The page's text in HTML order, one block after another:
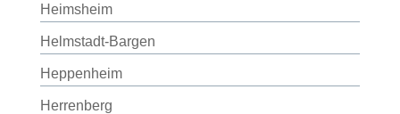
Heimsheim
Helmstadt-Bargen
Heppenheim
Herrenberg